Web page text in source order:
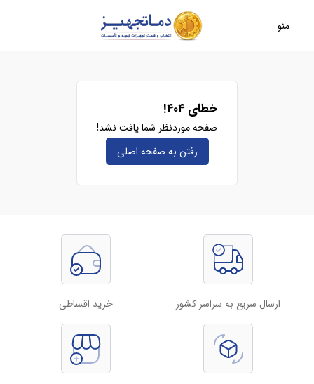
منو
خطای ۴۰۴!
صفحه موردنظر شما یافت نشد!
رفتن به صفحه‌ اصلی
ارسال سریع به سراسر کشور خرید اقساطی